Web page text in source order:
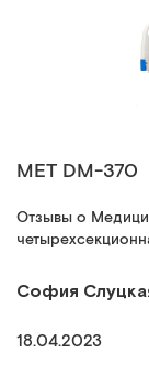
MET DM-370
Отзывы о
София
18.04.2023